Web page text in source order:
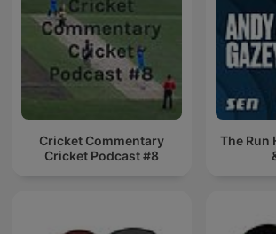
Cricket Commentary
Cricket Podcast #8
The Run